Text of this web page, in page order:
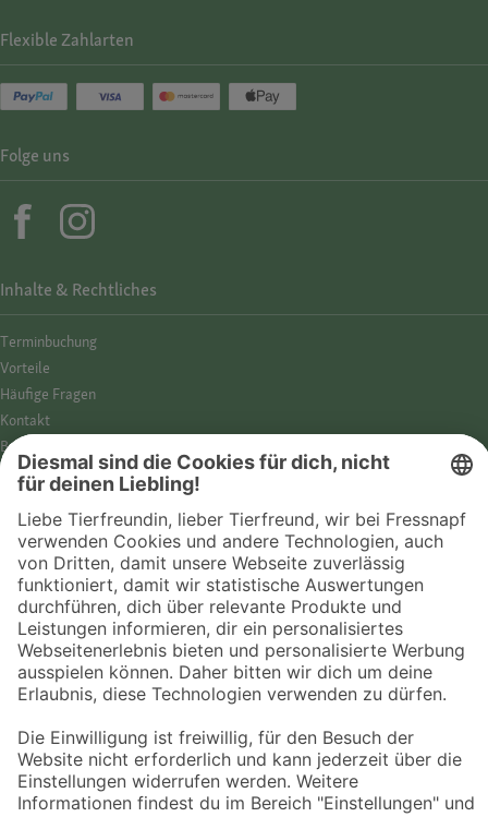
© 2026 Fressnapf Tiernahrungs GmbH
Westpreußenstraße 32-38
Inhalte & Rechtliches
Termin­buchung
Vorteile
Häufige Fragen
Kontakt
Barrierefreiheit
Impressum
Datenschutz­hinweise
Cookies
AGB
Entdecke Fressnapf
Tierversicherung
GPS-Tracker
Fressnapf Salon
Online-Shop
Flexible Zahlarten
Folge uns